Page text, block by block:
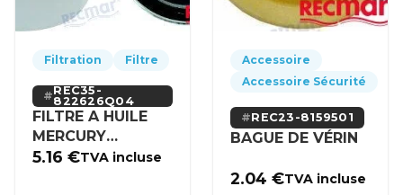
Filtration Filtre
REC35-
822626Q04
FILTRE A HUILE
MERCURY
MERCRUISER
5.16€TVA incluse
Accessoire
Accessoire Sécurité
REC23-8159501
BAGUE DE VÉRIN
2.04€TVA incluse